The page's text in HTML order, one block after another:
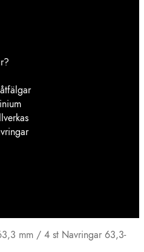
mm / 4 st Navringar 63,3-